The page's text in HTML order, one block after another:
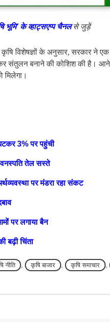
भूमि’ के व्हाट्सएप्प चैनलसे जुड़ें
कृषि विशेषज्ञों के अनुसार, सरकार ने
संतुलन बनाने की कोशिश की है।
मिलेगा।
3% पर पहुंची
वनस्पति तेल सस्ते
पर मंडरा रहा संकट
पर लगाया बैन
बढ़ी चिंता
नीति , कृषि बाजार , कृषि समाचार ,